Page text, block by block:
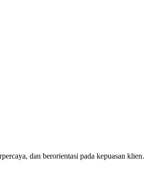
dan berorientasi pada kepuasan klien.